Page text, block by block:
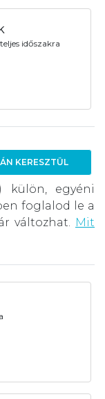
időszakra
KERESZTÜL
külön, egyéni
foglalod le a
változhat.
Mit